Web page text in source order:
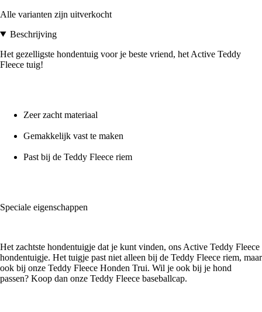
Alle varianten zijn uitverkocht
Beschrijving
Het gezelligste hondentuig voor je beste vriend, het Active Teddy
Fleece tuig!
Zeer zacht materiaal
Gemakkelijk vast te maken
Past bij de Teddy Fleece riem
Speciale eigenschappen
Het zachtste hondentuigje dat je kunt vinden, ons Active Teddy Fleece
hondentuigje. Het tuigje past niet alleen bij de Teddy Fleece riem, maar
ook bij onze Teddy Fleece Honden Trui. Wil je ook bij je hond
passen? Koop dan onze Teddy Fleece baseballcap.